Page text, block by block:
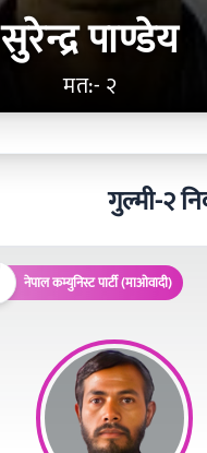
सुरेन्द्र पाण्डेय
मत:- २
गुल्मी-२
नेपाल कम्युनिस्ट पार्टी (माओवादी)